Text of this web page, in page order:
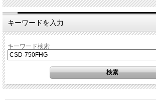
キーワードを入力
キーワード検索